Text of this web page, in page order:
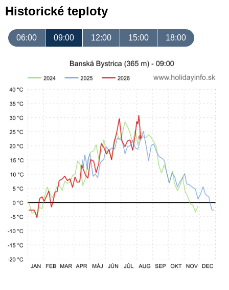
Historické teploty
06:00 09:00 12:00 15:00 18:00